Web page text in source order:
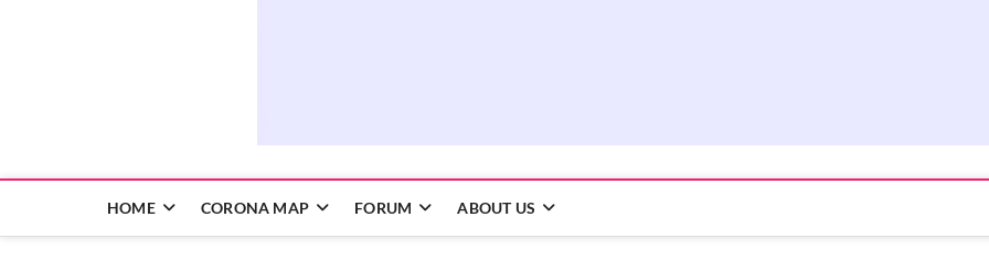
HOME CORONA MAP FORUM ABOUT US